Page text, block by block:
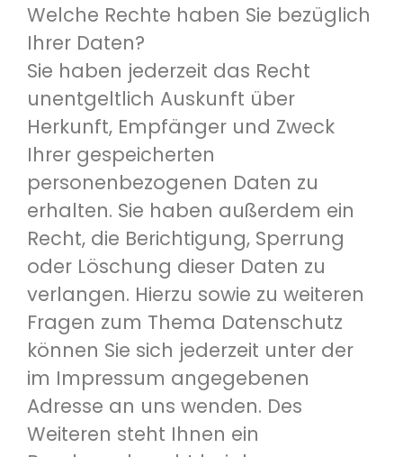
Welche Rechte haben Sie bezüglich
Ihrer Daten?
Sie haben jederzeit das Recht
unentgeltlich Auskunft über
Herkunft, Empfänger und Zweck
Ihrer gespeicherten
personenbezogenen Daten zu
erhalten. Sie haben außerdem ein
Recht, die Berichtigung, Sperrung
oder Löschung dieser Daten zu
verlangen. Hierzu sowie zu weiteren
Fragen zum Thema Datenschutz
können Sie sich jederzeit unter der
im Impressum angegebenen
Adresse an uns wenden. Des
Weiteren steht Ihnen ein